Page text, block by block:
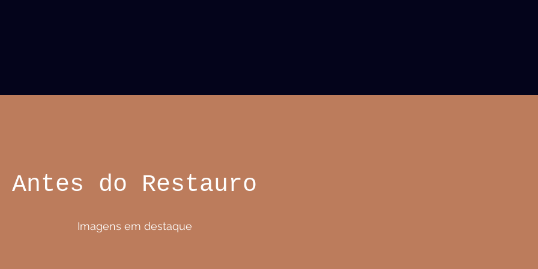
Antes do Restauro
Imagens em destaque